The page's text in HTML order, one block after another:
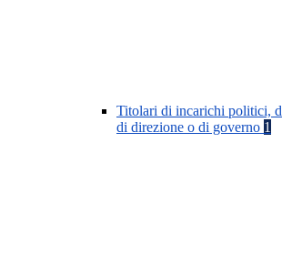
Titolari di incarichi politici,
di direzione o di governo 1